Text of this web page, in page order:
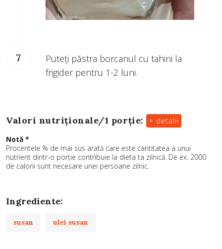
Puteți păstra borcanul cu tahini la
frigider pentru 1-2 luni.
Valori nutriționale/1 porție:
+ detalii
Notă *
Procentele % de mai sus arată care este cantitatea a unui
nutrient dintr-o porție contribuie la dieta ta zilnică. De ex. 2000
de calorii sunt necesare unei persoane zilnic.
Ingrediente:
susan ulei susan